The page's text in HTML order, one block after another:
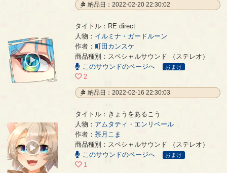
納品日：2022-02-20 22:30:02
RE:direct - 町田カンスケ
タイトル：RE:direct
人物： イルミナ・ガードルーン
作者： 町田カンスケ
商品種別：スペシャルサウンド （ステレオ）
このサウンドのページへ
おまけ
2
納品日：2022-02-16 22:30:03
きょうをあるこう - 茶月こま
タイトル：きょうをあるこう
人物： アムタティ・エンリベール
作者： 茶月こま
商品種別：スペシャルサウンド （ステレオ）
このサウンドのページへ
おまけ
1